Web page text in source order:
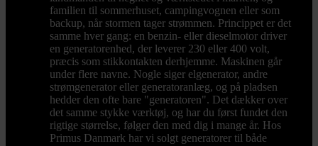
familien til sommerhuset, campingvognen eller som
backup, når stormen tager strømmen. Princippet er det
samme hver gang: en benzin- eller dieselmotor driver
en generatorenhed, der leverer 230 eller 400 volt,
præcis som stikkontakten derhjemme. Maskinen går
under flere navne. Nogle siger elgenerator, andre
strømgenerator eller generatoranlæg, og på pladsen
hedder den ofte bare "generatoren". Det dækker over
det samme stykke værktøj, og har du først fundet den
rigtige størrelse, følger den med dig i mange år. Hos
Primus Danmark har vi solgt generatorer til både